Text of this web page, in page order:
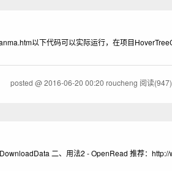
以下代码可以实际运行，在项目
posted @2016-06-20 00:20 roucheng 阅读(947)
二、用法2 - OpenRead 推荐：